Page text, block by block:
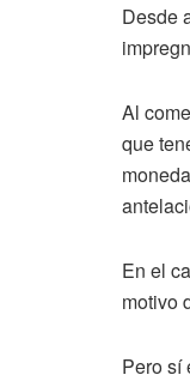
Desde
Al
que
En el
motivo
Pero sí